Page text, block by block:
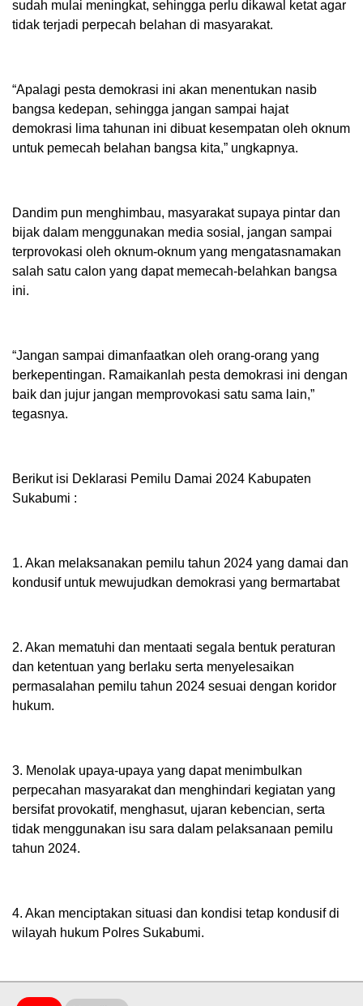
sudah mulai meningkat, sehingga perlu dikawal ketat agar
tidak terjadi perpecah belahan di masyarakat.
“Apalagi pesta demokrasi ini akan menentukan nasib
bangsa kedepan, sehingga jangan sampai hajat
demokrasi lima tahunan ini dibuat kesempatan oleh oknum
untuk pemecah belahan bangsa kita,” ungkapnya.
Dandim pun menghimbau, masyarakat supaya pintar dan
bijak dalam menggunakan media sosial, jangan sampai
terprovokasi oleh oknum-oknum yang mengatasnamakan
salah satu calon yang dapat memecah-belahkan bangsa
ini.
“Jangan sampai dimanfaatkan oleh orang-orang yang
berkepentingan. Ramaikanlah pesta demokrasi ini dengan
baik dan jujur jangan memprovokasi satu sama lain,”
tegasnya.
Berikut isi Deklarasi Pemilu Damai 2024 Kabupaten
Sukabumi :
1. Akan melaksanakan pemilu tahun 2024 yang damai dan
kondusif untuk mewujudkan demokrasi yang bermartabat
2. Akan mematuhi dan mentaati segala bentuk peraturan
dan ketentuan yang berlaku serta menyelesaikan
permasalahan pemilu tahun 2024 sesuai dengan koridor
hukum.
3. Menolak upaya-upaya yang dapat menimbulkan
perpecahan masyarakat dan menghindari kegiatan yang
bersifat provokatif, menghasut, ujaran kebencian, serta
tidak menggunakan isu sara dalam pelaksanaan pemilu
tahun 2024.
4. Akan menciptakan situasi dan kondisi tetap kondusif di
wilayah hukum Polres Sukabumi.